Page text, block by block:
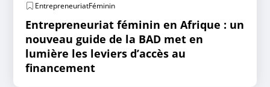
EntrepreneuriatFéminin
Entrepreneuriat féminin en Afrique : un
nouveau guide de la BAD met en
lumière les leviers d’accès au
financement